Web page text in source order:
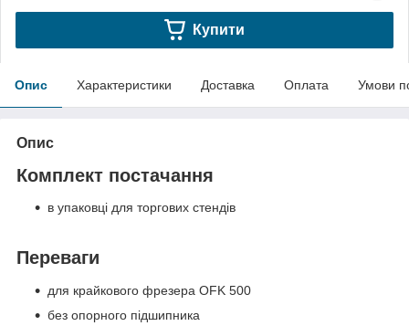
Купити
Опис Характеристики Доставка Оплата Умови
Опис
Комплект постачання
в упаковці для торгових стендів
Переваги
для крайкового фрезера OFK 500
без опорного підшипника